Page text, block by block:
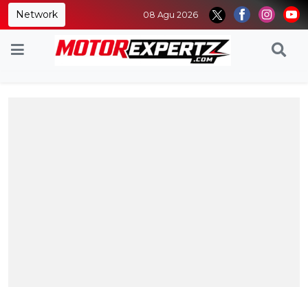
Network 08 Agu 2026